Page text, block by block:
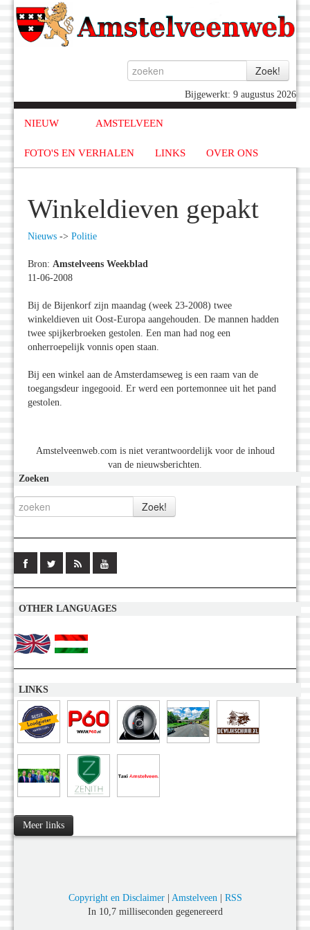
Bijgewerkt: 9 augustus 2026
NIEUW AMSTELVEEN
FOTO'S EN VERHALEN LINKS OVER ONS
Winkeldieven gepakt
Nieuws -> Politie
Bron: Amstelveens Weekblad
11-06-2008
Bij de Bijenkorf zijn maandag (week 23-2008) twee
winkeldieven uit Oost-Europa aangehouden. De mannen hadden
twee spijkerbroeken gestolen. Een man had nog een
onherroepelijk vonnis open staan.
Bij een winkel aan de Amsterdamseweg is een raam van de
toegangsdeur ingegooid. Er werd een portemonnee uit het pand
gestolen.
Amstelveenweb.com is niet verantwoordelijk voor de inhoud
van de nieuwsberichten.
Zoeken
OTHER LANGUAGES
LINKS
Meer links
Copyright en Disclaimer| Amstelveen| RSS
In 10,7 milliseconden gegenereerd